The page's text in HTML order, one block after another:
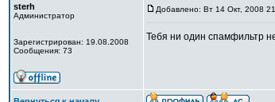
sterh
Администратор
Зарегистрирован: 19.08.2008
Сообщения: 73
Добавлено: Вт 14 Окт, 2008
Тебя ни один спамфильтр